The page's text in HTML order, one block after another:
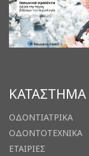
ΚΑΤΑΣΤΗΜΑ
ΟΔΟΝΤΙΑΤΡΙΚΑ
ΟΔΟΝΤΟΤΕΧΝΙΚΑ
ΕΤΑΙΡΙΕΣ